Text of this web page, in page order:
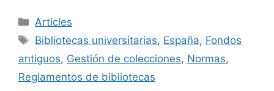
c
e
b
o
ai
l
s
k
y
e
dI
n
p
ar
Categories
Articles
Etiquetes
Bibliotecas universitarias, España, Fondos
antiguos, Gestión de colecciones, Normas,
Reglamentos de bibliotecas